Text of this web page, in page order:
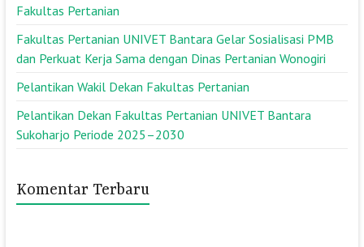
Fakultas Pertanian
Fakultas Pertanian UNIVET Bantara Gelar Sosialisasi PMB
dan Perkuat Kerja Sama dengan Dinas Pertanian Wonogiri
Pelantikan Wakil Dekan Fakultas Pertanian
Pelantikan Dekan Fakultas Pertanian UNIVET Bantara
Sukoharjo Periode 2025–2030
Komentar Terbaru